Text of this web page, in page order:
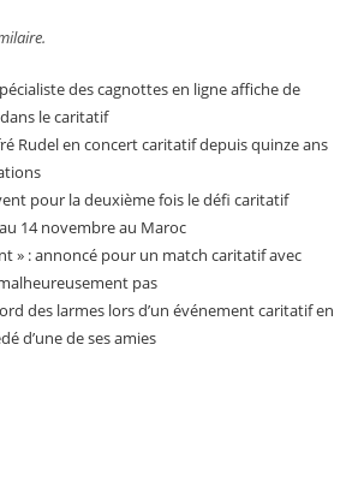
des cagnottes en ligne affiche de
le caritatif
Rudel en concert caritatif depuis quinze ans
pour la deuxième fois le défi caritatif
14 novembre au Maroc
» : annoncé pour un match caritatif avec
pas
des larmes lors d’un événement caritatif en
d’une de ses amies